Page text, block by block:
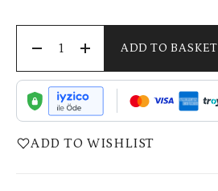
ADD TO BASKET
ADD TO WISHLIST